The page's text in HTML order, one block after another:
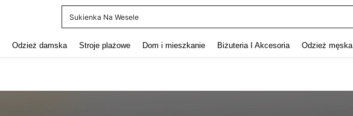
Sukienka Na Wesele
Odzież damska Stroje plażowe Dom i mieszkanie Biżuteria I Akcesoria Odzież męska